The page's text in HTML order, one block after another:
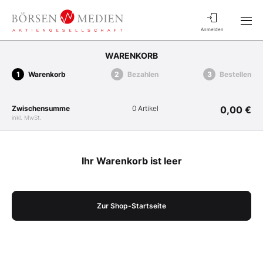
Anmelden
WARENKORB
Warenkorb Bezahlen Bestellen
Zwischensumme
inkl. MwSt.
0 Artikel 0,00 €
Ihr Warenkorb ist leer
Zur Shop-Startseite